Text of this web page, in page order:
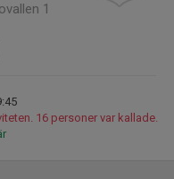
1
16 personer var kallade.